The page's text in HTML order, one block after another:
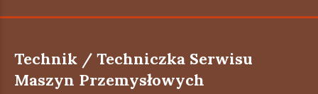
Technik / Techniczka Serwisu
Maszyn Przemysłowych